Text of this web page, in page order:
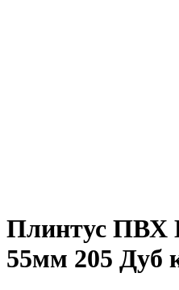
Плинтус ПВХ
55мм 205 Дуб